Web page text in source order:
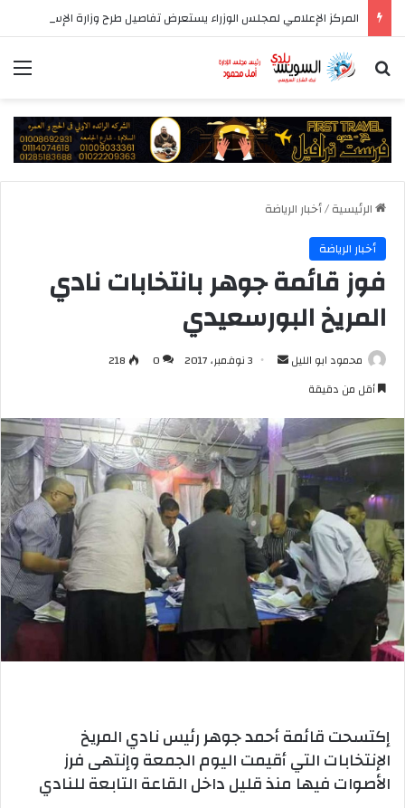
بحث عن
الرئيسية/أخبار الرياضة
أخبار الرياضة
فوز قائمة جوهر بانتخابات نادي
المريخ البورسعيدي
محمود ابو الليل
أرسل 3 نوفمبر، 2017 0
218
أقل من دقيقة
إكتسحت قائمة أحمد جوهر رئيس نادي المريخ
الإنتخابات التي أقيمت اليوم الجمعة وإنتهى فرز
الأصوات فيها منذ قليل داخل القاعة التابعة للنادي